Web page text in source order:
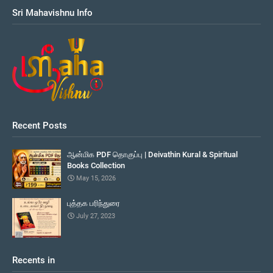
Sri Mahavishnu Info
Recent Posts
ஆன்மிக PDF தொகுப்பு | Deivathin Kural & Spiritual
Books Collection
May 15, 2026
புத்தக பரிந்துரை
July 27, 2023
Recents in